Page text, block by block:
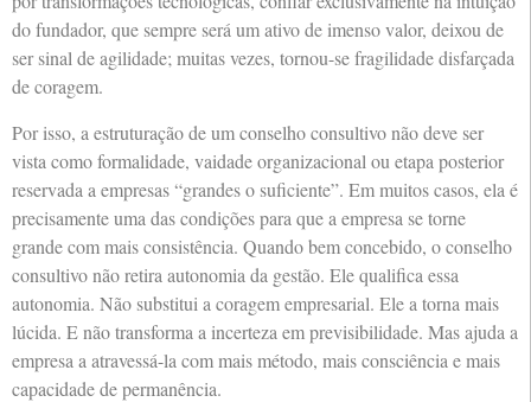
do fundador, que sempre será um ativo de imenso valor, deixou de
ser sinal de agilidade; muitas vezes, tornou-se fragilidade disfarçada
de coragem.
Por isso, a estruturação de um conselho consultivo não deve ser
vista como formalidade, vaidade organizacional ou etapa posterior
reservada a empresas “grandes o suficiente”. Em muitos casos, ela é
precisamente uma das condições para que a empresa se torne
grande com mais consistência. Quando bem concebido, o conselho
consultivo não retira autonomia da gestão. Ele qualifica essa
autonomia. Não substitui a coragem empresarial. Ele a torna mais
lúcida. E não transforma a incerteza em previsibilidade. Mas ajuda a
empresa a atravessá-la com mais método, mais consciência e mais
capacidade de permanência.